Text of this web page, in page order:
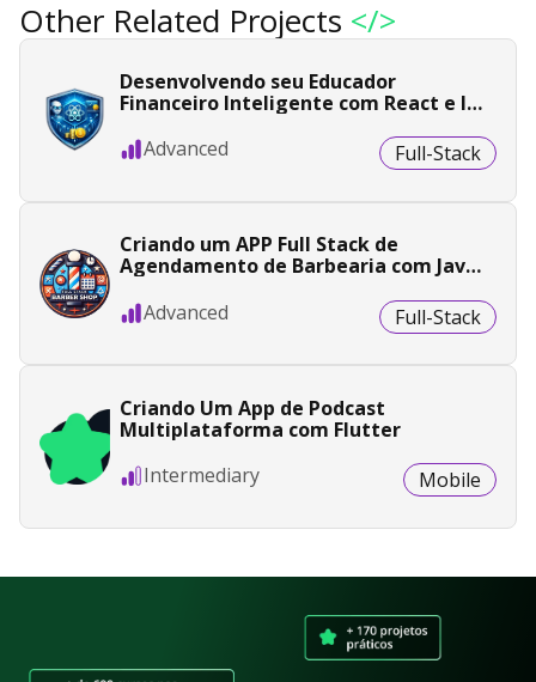
Other Related Projects </>
Desenvolvendo seu Educador
Financeiro Inteligente com React e IA
Advanced
Full-Stack
Criando um APP Full Stack de
Agendamento de Barbearia com Java
Advanced
Full-Stack
Criando Um App de Podcast
Multiplataforma com Flutter
Intermediary
Mobile